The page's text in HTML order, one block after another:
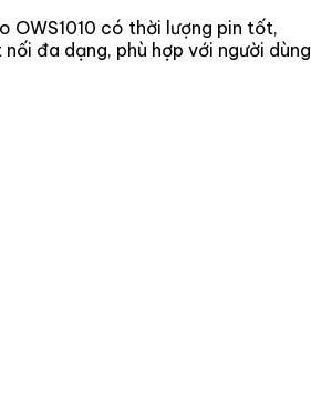
OWS1010 có thời lượng pin tốt,
đa dạng, phù hợp với người dùng